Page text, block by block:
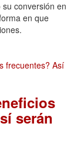
conversión en
en que
serán